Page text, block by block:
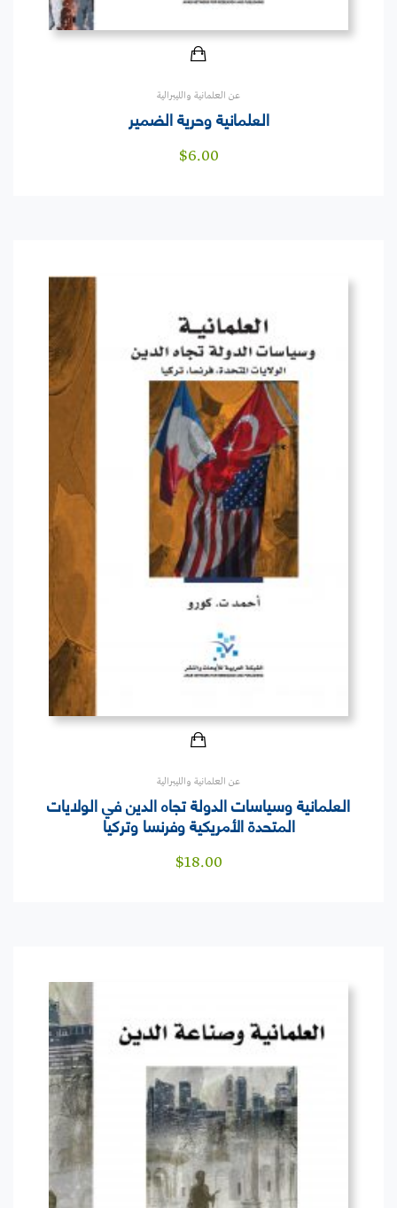
عن العلمانية والليبرالية
العلمانية وحرية الضمير
$6.00
عن العلمانية والليبرالية
العلمانية وسياسات الدولة تجاه الدين في الولايات
المتحدة الأمريكية وفرنسا وتركيا
$18.00